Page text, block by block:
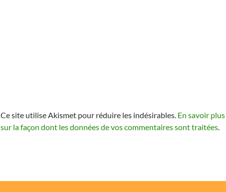
Ce site utilise Akismet pour réduire les indésirables. En savoir plus
sur la façon dont les données de vos commentaires sont traitées.